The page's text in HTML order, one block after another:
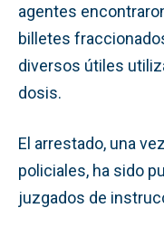
agentes
billetes
diversos útiles
dosis.
El arrestado, una
policiales, ha sido
juzgados de